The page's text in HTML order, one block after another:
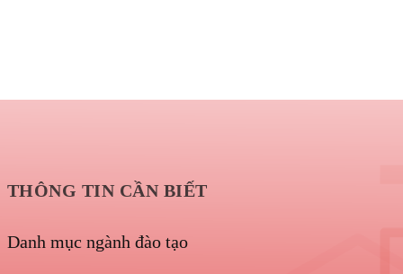
THÔNG TIN CẦN BIẾT
Danh mục ngành đào tạo